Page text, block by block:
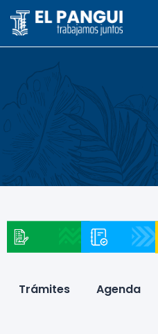
Trámites Agenda